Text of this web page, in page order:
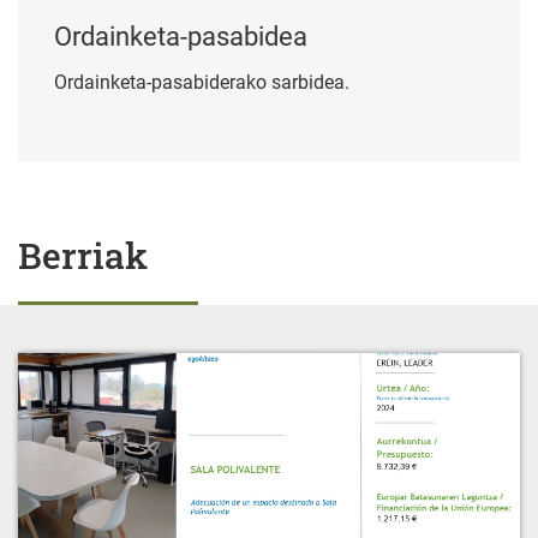
Ordainketa-pasabidea
Ordainketa-pasabiderako sarbidea.
Berriak